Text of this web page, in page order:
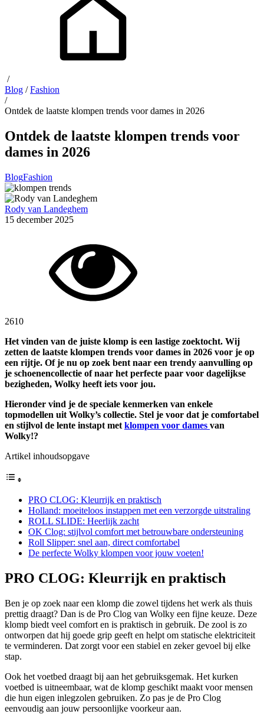
/
Blog /Fashion
/
Ontdek de laatste klompen trends voor dames in 2026
Ontdek de laatste klompen trends voor
dames in 2026
BlogFashion
Rody van Landeghem
15 december 2025
2610
Het vinden van de juiste klomp is een lastige zoektocht. Wij
zetten de laatste klompen trends voor dames in 2026 voor je op
een rijtje. Of je nu op zoek bent naar een trendy aanvulling op
je schoenencollectie of naar het perfecte paar voor dagelijkse
bezigheden, Wolky heeft iets voor jou.
Hieronder vind je de speciale kenmerken van enkele
topmodellen uit Wolky’s collectie. Stel je voor dat je comfortabel
en stijlvol de lente instapt met klompen voor dames van
Wolky!?
Artikel inhoudsopgave
PRO CLOG: Kleurrijk en praktisch
Holland: moeiteloos instappen met een verzorgde uitstraling
ROLL SLIDE: Heerlijk zacht
OK Clog: stijlvol comfort met betrouwbare ondersteuning
Roll Slipper: snel aan, direct comfortabel
De perfecte Wolky klompen voor jouw voeten!
PRO CLOG: Kleurrijk en praktisch
Ben je op zoek naar een klomp die zowel tijdens het werk als thuis
prettig draagt? Dan is de Pro Clog van Wolky een fijne keuze. Deze
klomp biedt veel comfort en is praktisch in gebruik. De zool is zo
ontworpen dat hij goede grip geeft en helpt om statische elektriciteit
te verminderen. Dat zorgt voor een stabiel en zeker gevoel bij elke
stap.
Ook het voetbed draagt bij aan het gebruiksgemak. Het kurken
voetbed is uitneembaar, wat de klomp geschikt maakt voor mensen
die hun eigen inlegzolen gebruiken. Zo pas je de Pro Clog
eenvoudig aan jouw persoonlijke voorkeur aan.